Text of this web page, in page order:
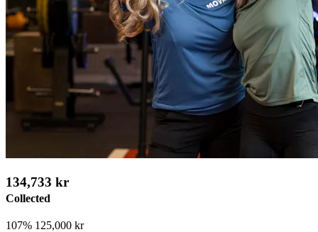
134,733 kr
Collected
107% 125,000 kr